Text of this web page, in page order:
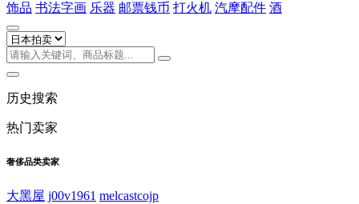
饰品 书法字画 乐器 邮票钱币 打火机 汽摩配件 酒
历史搜索
热门卖家
奢侈品类卖家
大黑屋 j00v1961 melcastcojp